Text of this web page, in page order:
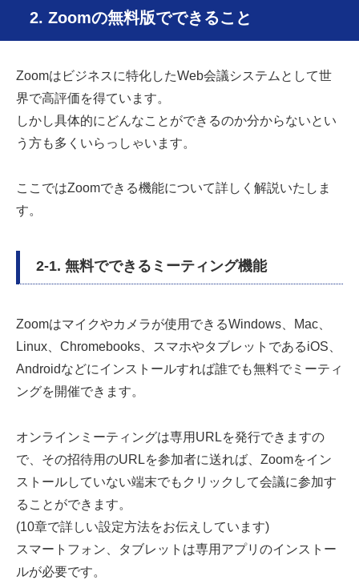
2. Zoomの無料版でできること
Zoomはビジネスに特化したWeb会議システムとして世
界で高評価を得ています。
しかし具体的にどんなことができるのか分からないとい
う方も多くいらっしゃいます。
ここではZoomできる機能について詳しく解説いたしま
す。
2-1. 無料でできるミーティング機能
Zoomはマイクやカメラが使用できるWindows、Mac、
Linux、Chromebooks、スマホやタブレットであるiOS、
Androidなどにインストールすれば誰でも無料でミーティ
ングを開催できます。
オンラインミーティングは専用URLを発行できますの
で、その招待用のURLを参加者に送れば、Zoomをイン
ストールしていない端末でもクリックして会議に参加す
ることができます。
(10章で詳しい設定方法をお伝えしています)
スマートフォン、タブレットは専用アプリのインストー
ルが必要です。